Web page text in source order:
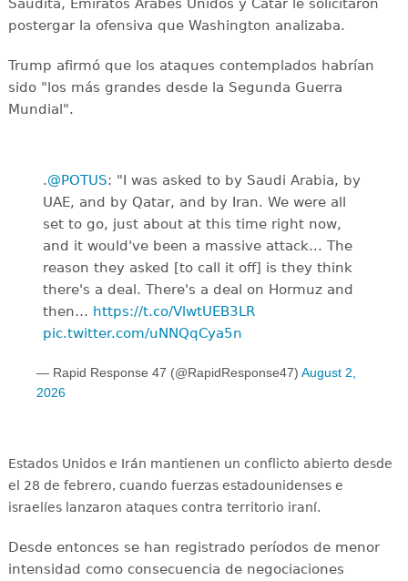
Saudita, Emiratos Árabes Unidos y Catar le solicitaron
postergar la ofensiva que Washington analizaba.
Trump afirmó que los ataques contemplados habrían
sido "los más grandes desde la Segunda Guerra
Mundial".
.@POTUS: "I was asked to by Saudi Arabia, by
UAE, and by Qatar, and by Iran. We were all
set to go, just about at this time right now,
and it would've been a massive attack... The
reason they asked [to call it off] is they think
there's a deal. There's a deal on Hormuz and
then… https://t.co/VlwtUEB3LR
pic.twitter.com/uNNQqCya5n
— Rapid Response 47 (@RapidResponse47) August 2,
2026
Estados Unidos e Irán mantienen un conflicto abierto desde
el 28 de febrero, cuando fuerzas estadounidenses e
israelíes lanzaron ataques contra territorio iraní.
Desde entonces se han registrado períodos de menor
intensidad como consecuencia de negociaciones